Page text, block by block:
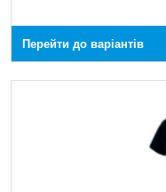
Перейти до варіантів